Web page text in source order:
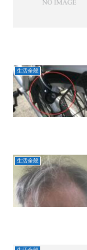
生活全般
生活全般